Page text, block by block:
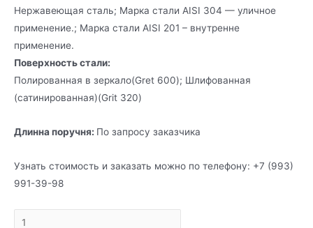
Нержавеющая сталь; Марка стали AISI 304 — уличное
применение.; Марка стали AISI 201 – внутренне
применение.
Поверхность стали:
Полированная в зеркало(Gret 600); Шлифованная
(сатинированная)(Grit 320)
Длинна поручня: По запросу заказчика
Узнать стоимость и заказать можно по телефону: +7 (993)
991-39-98
Поручни